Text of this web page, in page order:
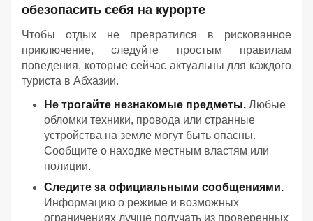
обезопасить себя на курорте
Чтобы отдых не превратился в рискованное
приключение, следуйте простым правилам
поведения, которые сейчас актуальны для каждого
туриста в Абхазии.
Не трогайте незнакомые предметы. Любые
обломки техники, провода или странные
устройства на земле могут быть опасны.
Сообщите о находке местным властям или
полиции.
Следите за официальными сообщениями.
Информацию о режиме и возможных
ограничениях лучше получать из проверенных